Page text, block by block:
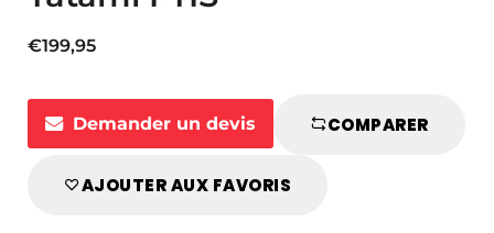
€199,95
Demander un devis COMPARER
AJOUTER AUX FAVORIS